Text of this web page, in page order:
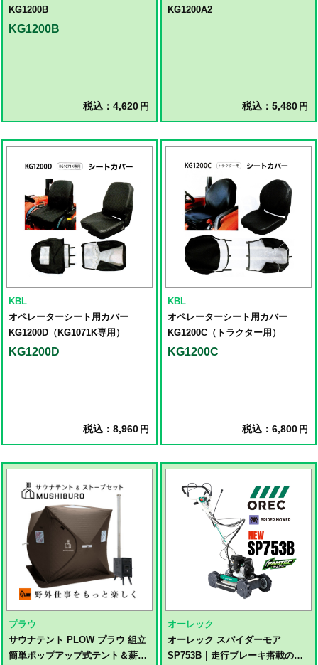
KG1200B
KG1200B
税込：4,620 円
KG1200A2
税込：5,480 円
KBL
オペレーターシート用カバー
KG1200D（KG1071K専用）
KG1200D
税込：8,960 円
KBL
オペレーターシート用カバー
KG1200C（トラクター用）
KG1200C
税込：6,800 円
プラウ
サウナテント PLOW プラウ 組立
簡単ポップアップ式テント＆薪ス
オーレック
オーレック スパイダーモア
SP753B｜走行ブレーキ搭載の新